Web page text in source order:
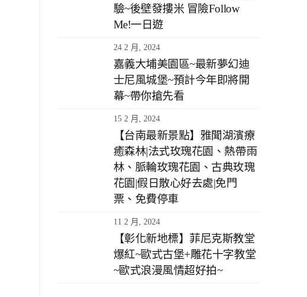
驗~後壁發摟米 冒險Follow
Me!一日遊
24 2 月, 2024
嘉義大埔美園區~最新夢幻迪
士尼風城堡~預計今年即將開
幕~帶你搶先看
15 2 月, 2024
【台南最新景點】雅聞湖濱療
癒森林|法式玫瑰花園、熱帶雨
林、脈輪玫瑰花園、古典玫瑰
花園|假日散心好去處|免門
票、免費停車
11 2 月, 2024
【彰化新地標】菲尼克斯教堂
爆紅~歐式古堡+雕花十字教堂
~歐式浪漫風情超好拍~